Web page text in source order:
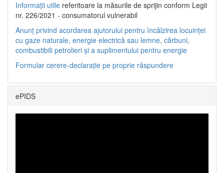
Informații utile referitoare la măsurile de sprijin conform Legii
nr. 226/2021 - consumatorul vulnerabil
Anunț privind acordarea ajutorului pentru încălzirea locuinței
cu gaze naturale, energie electrică sau lemne, cărbuni,
combustibili petrolieri și a suplimentului pentru energie
Formular cerere-declarație pe proprie răspundere
ePIDS